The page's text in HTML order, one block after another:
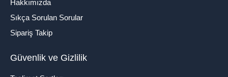
Hakkımızda
Sıkça Sorulan Sorular
Sipariş Takip
Güvenlik ve Gizlilik